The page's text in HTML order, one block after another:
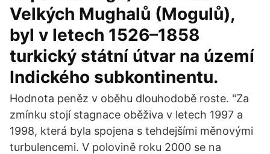
Velkých Mughalů (Mogulů),
byl v letech 1526–1858
turkický státní útvar na území
Indického subkontinentu.
Hodnota peněz v oběhu dlouhodobě roste. "Za
zmínku stojí stagnace oběživa v letech 1997 a
1998, která byla spojena s tehdejšími měnovými
turbulencemi. V polovině roku 2000 se na